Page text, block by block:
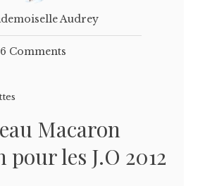
Audrey
6 Comments
Macaron
pour les J.O 2012